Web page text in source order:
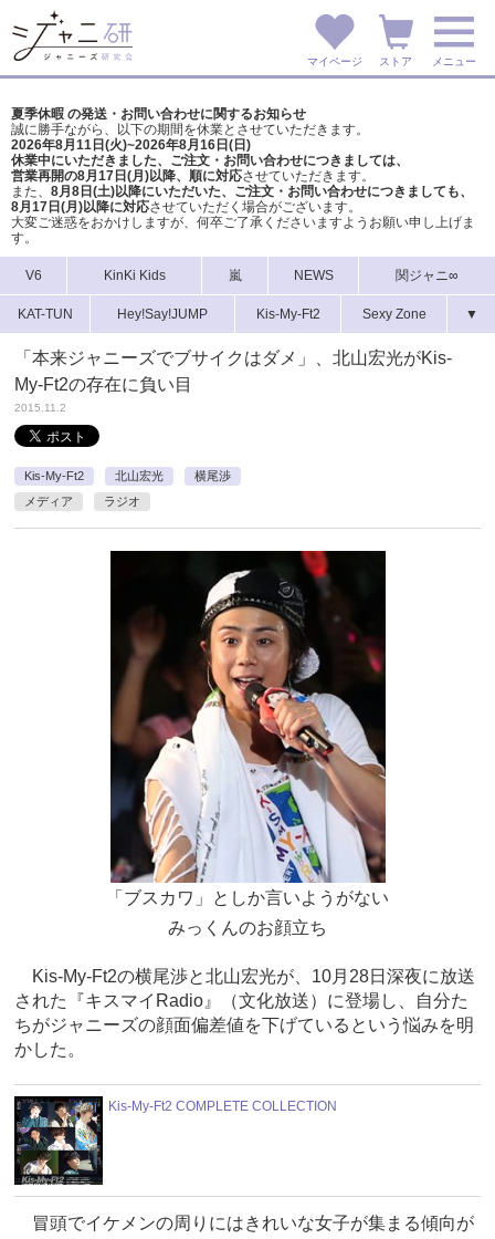
マイページ ストア メニュー
夏季休暇 の発送・お問い合わせに関するお知らせ
誠に勝手ながら、以下の期間を休業とさせていただきます。
2026年8月11日(火)~2026年8月16日(日)
休業中にいただきました、ご注文・お問い合わせにつきましては、
営業再開の8月17日(月)以降、順に対応させていただきます。
また、 8月8日(土)以降にいただいた、ご注文・ お問い合わせにつきましても、
8月17日(月)以降に対応させていただく場合がございます。
大変ご迷惑をおかけしますが、 何卒ご了承くださいますようお願い申し上げま
す。
V6 KinKi Kids 嵐 NEWS 関ジャニ∞
KAT-TUN Hey!Say!JUMP Kis-My-Ft2 Sexy Zone ▼
「本来ジャニーズでブサイクはダメ」、北山宏光がKis-
My-Ft2の存在に負い目
2015.11.2
Kis-My-Ft2 北山宏光
横尾渉
メディア
ラジオ
「ブスカワ」としか言いようがない
みっくんのお顔立ち
Kis-My-Ft2の横尾渉と北山宏光が、10月28日深夜に放送
された『キスマイRadio』（文化放送）に登場し、自分た
ちがジャニーズの顔面偏差値を下げているという悩みを明
かした。
Kis-My-Ft2 COMPLETE COLLECTION
冒頭でイケメンの周りにはきれいな女子が集まる傾向が